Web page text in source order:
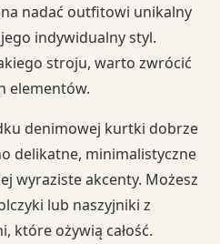
nadać outfitowi unikalny
indywidualny styl.
stroju, warto zwrócić
elementów.
denimowej kurtki dobrze
delikatne, minimalistyczne
wyraziste akcenty. Możesz
lub naszyjniki z
które ożywią całość.